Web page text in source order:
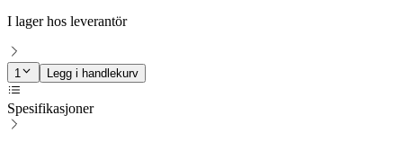
I lager hos leverantör
1 Legg i handlekurv
Spesifikasjoner